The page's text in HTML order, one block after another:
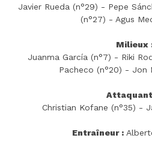
Javier Rueda (n°29) - Pepe
(n°27) - Agus
Milieux
Juanma García (n°7) - Riki
Pacheco (n°20) - Jon
Christian Kofane (n°35) -
Entraîneur :